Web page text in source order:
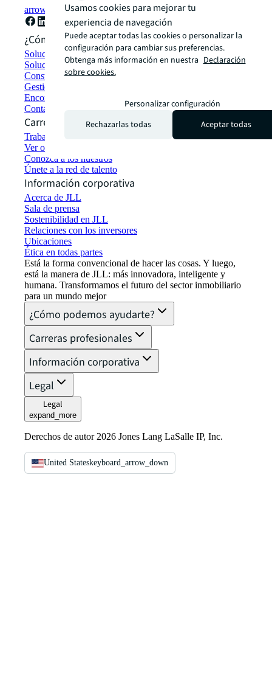
arrow_forward
¿Cómo podemos ayudarte?
Soluciones de sostenibilidad
Soluciones de espacio de trabajo híbrido
Construcción y alquiler sostenible
Gestión de carteras
Encontrar y alquilar espacios
Contáctanos
Carreras profesionales
Trabajar en JLL
Ver oportunidades de empleo
Conozca a los nuestros
Únete a la red de talento
Información corporativa
Acerca de JLL
Sala de prensa
Sostenibilidad en JLL
Relaciones con los inversores
Ubicaciones
Ética en todas partes
Está la forma convencional de hacer las cosas. Y luego,
está la manera de JLL: más innovadora, inteligente y
humana. Transformamos el futuro del sector inmobiliario
para un mundo mejor
¿Cómo podemos ayudarte?
Carreras profesionales
Información corporativa
Legal
Legal
expand_more
Derechos de autor 2026 Jones Lang LaSalle IP, Inc.
United Stateskeyboard_arrow_down
Usamos cookies para mejorar tu
experiencia de navegación
Puede aceptar todas las cookies o personalizar la
configuración para cambiar sus preferencias.
Obtenga más información en nuestra Declaración
sobre cookies.
Personalizar configuración
Rechazarlas todas
Aceptar todas